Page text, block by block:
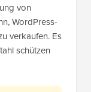
von
WordPress-
verkaufen. Es
schützen